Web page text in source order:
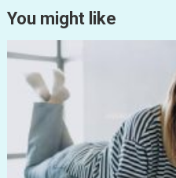
You might like